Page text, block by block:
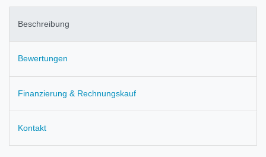
Beschreibung
Bewertungen
Finanzierung & Rechnungskauf
Kontakt